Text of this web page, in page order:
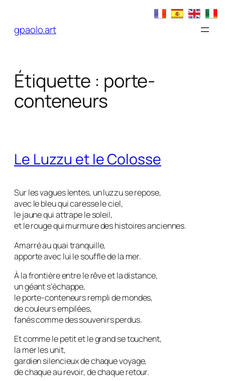
contenu
gpaolo.art
Étiquette : porte-
conteneurs
Le Luzzu et le Colosse
Sur les vagues lentes, un luzzu se repose,
avec le bleu qui caresse le ciel,
le jaune qui attrape le soleil,
et le rouge qui murmure des histoires anciennes.
Amarré au quai tranquille,
apporte avec lui le souffle de la mer.
À la frontière entre le rêve et la distance,
un géant s’échappe,
le porte-conteneurs rempli de mondes,
de couleurs empilées,
fanés comme des souvenirs perdus.
Et comme le petit et le grand se touchent,
la mer les unit,
gardien silencieux de chaque voyage,
de chaque au revoir, de chaque retour.